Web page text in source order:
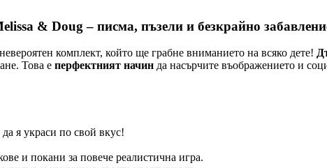
& Doug – писма, пъзели и безкрайно
комплект, който ще грабне вниманието на всяко дете!
Това е перфектният начин да насърчите въображението и
я украси по свой вкус!
и покани за повече реалистична игра.